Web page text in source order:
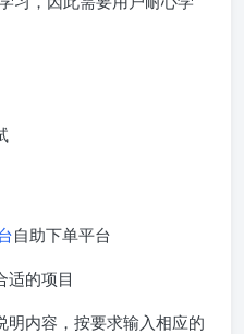
自助下单平台
适的项目
内容，按要求输入相应的